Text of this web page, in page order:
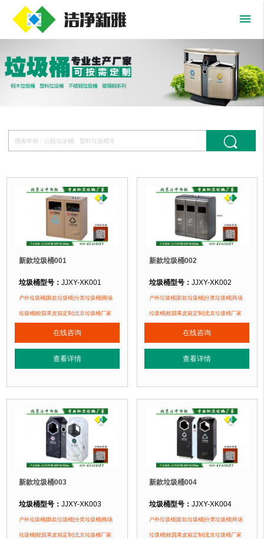
menu
新款垃圾桶001
垃圾桶型号：JJXY-XK001
垃圾桶规格：长610mm 宽300mm 高660mm
垃圾桶材质：钢板喷塑
垃圾桶特点：1、全桶采用镀锌板，塑粉喷塑工艺使用寿命更长久。2、箱体
正在使用该垃圾桶的部分客户：
苏州某小区、顺义某别墅区、北京某小区....
户外垃圾桶|新款垃圾桶|分类垃圾桶|商场
垃圾桶|校园果皮箱定制|北京垃圾桶厂家
在线咨询
查看详情
新款垃圾桶002
垃圾桶型号： JJXY-XK002
垃圾桶规格：长715mm 宽420mm
垃圾桶材质：不锈钢(清谷田园)
垃圾桶特点：1、全桶采用镀锌板，
正在使用该垃圾桶的部分客户：
苏州某小区、顺义某别墅区、北京某
户外垃圾桶|新款垃圾桶|分类垃圾桶|商场
垃圾桶|校园果皮箱定制|北京垃圾桶厂家
在线咨询
查看详情
新款垃圾桶003
垃圾桶型号：JJXY-XK003
垃圾桶规格：长910mm 宽380mm 高950mm
垃圾桶材质：钢板喷塑(钻石垃圾桶)
户外垃圾桶|新款垃圾桶|分类垃圾桶|商场
垃圾桶|校园果皮箱定制|北京垃圾桶厂家
新款垃圾桶004
垃圾桶型号： JJXY-XK004
垃圾桶规格：长910mm 宽380mm
垃圾桶材质：钢板喷塑(钻石垃圾桶)
户外垃圾桶|新款垃圾桶|分类垃圾桶|商场
垃圾桶|校园果皮箱定制|北京垃圾桶厂家